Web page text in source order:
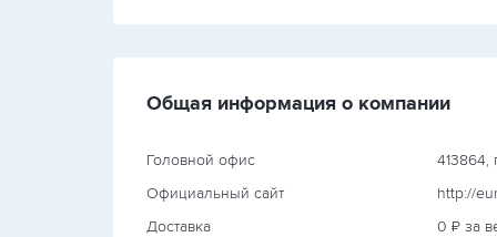
Общая информация о компании
Головной офис
413864,
Официальный сайт
http://
Доставка
0 ₽ за